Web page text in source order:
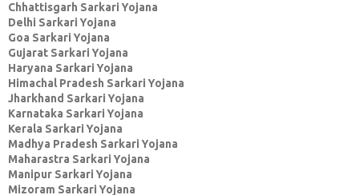
Chhattisgarh Sarkari Yojana
Delhi Sarkari Yojana
Goa Sarkari Yojana
Gujarat Sarkari Yojana
Haryana Sarkari Yojana
Himachal Pradesh Sarkari Yojana
Jharkhand Sarkari Yojana
Karnataka Sarkari Yojana
Kerala Sarkari Yojana
Madhya Pradesh Sarkari Yojana
Maharastra Sarkari Yojana
Manipur Sarkari Yojana
Mizoram Sarkari Yojana